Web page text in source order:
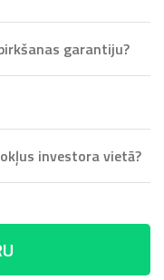
garantiju?
investora vietā?